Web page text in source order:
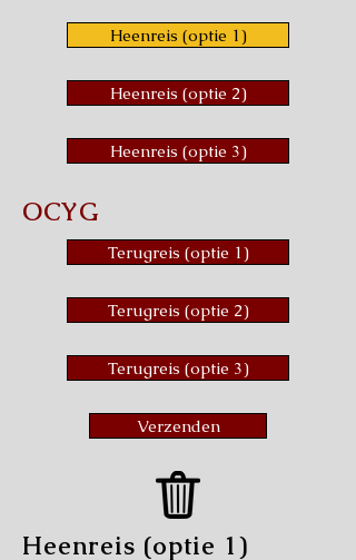
Heenreis (optie 1)
Heenreis (optie 2)
Heenreis (optie 3)
OCYG
Terugreis (optie 1)
Terugreis (optie 2)
Terugreis (optie 3)
Verzenden
Heenreis (optie 1)